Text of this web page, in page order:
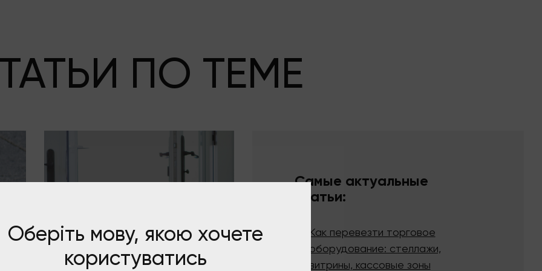
ПО ТЕМЕ
Самые актуальные
статьи:
Как перевезти торговое
оборудование: стеллажи,
витрины, кассовые зоны
Оберіть мову, якою хочете
користуватись